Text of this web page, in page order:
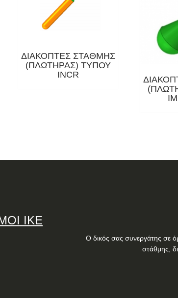
ΔΙΑΚΟΠΤΕΣ ΣΤΑΘΜΗΣ
(ΠΛΩΤΗΡΑΣ) ΤΥΠΟΥ
INCR
ΙΚΕ
Ο δικός σας συνεργάτης σε
στάθμης,